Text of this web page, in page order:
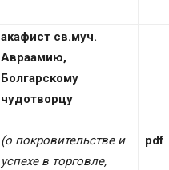
акафист св.муч.
Авраамию,
Болгарскому
чудотворцу
(о покровительстве и
успехе в торговле,
pdf